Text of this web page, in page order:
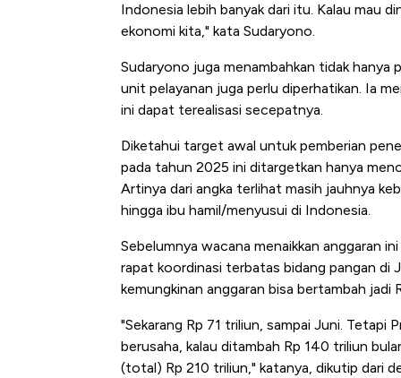
Indonesia lebih banyak dari itu. Kalau mau
ekonomi kita," kata Sudaryono.
Sudaryono juga menambahkan tidak hanya
unit pelayanan juga perlu diperhatikan. Ia
ini dapat terealisasi secepatnya.
Diketahui target awal untuk pemberian
pada tahun 2025 ini ditargetkan hanya
Artinya dari angka terlihat masih jauhnya
hingga ibu hamil/menyusui di Indonesia.
Sebelumnya wacana menaikkan anggaran
rapat koordinasi terbatas bidang pangan di
kemungkinan anggaran bisa bertambah jadi
"Sekarang Rp 71 triliun, sampai Juni. Tetapi
berusaha, kalau ditambah Rp 140 triliun
(total) Rp 210 triliun," katanya, dikutip dari
Kongo Tutup Keran Ekspor,
Tembaga Terbang ke Zona